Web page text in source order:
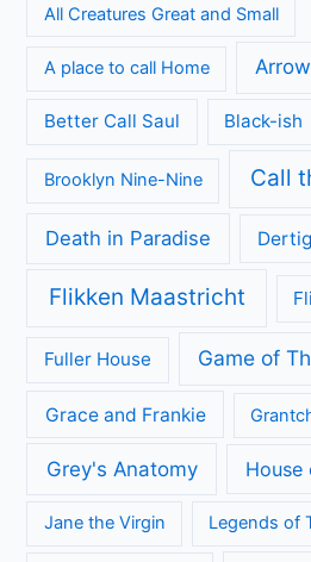
Kijkcijfers
Nieuws
All Creatures Great and Small
A place to call Home Arrow
Brooklyn Nine-Nine Call
Death in Paradise